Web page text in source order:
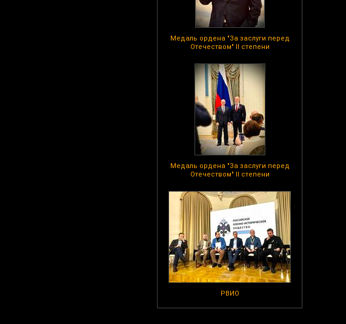
Медаль ордена "За заслуги перед
Отечеством" II степени
Медаль ордена "За заслуги перед
Отечеством" II степени
РВИО